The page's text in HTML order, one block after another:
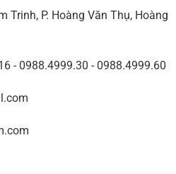
Trinh, P. Hoàng Văn Thụ, Hoàng
- 0988.4999.30 - 0988.4999.60